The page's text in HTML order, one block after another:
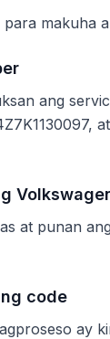
makuha
ang
at punan
code
ay